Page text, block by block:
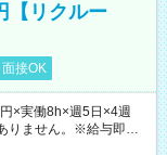
【リクルー
接OK
×実働8h×週5日×4週
りません。※給与即受